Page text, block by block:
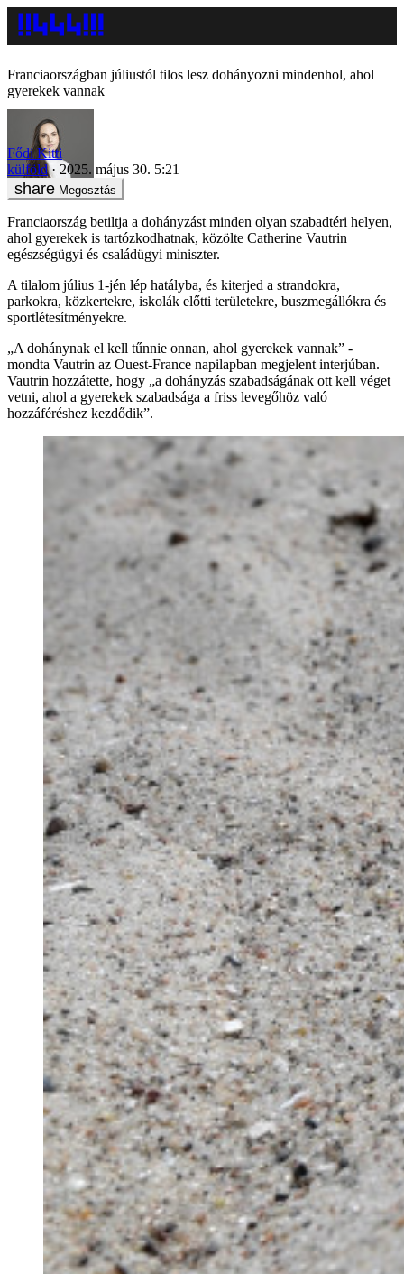
Franciaországban júliustól tilos lesz dohányozni mindenhol, ahol
gyerekek vannak
Fődi Kitti
külföld
2025. május 30. 5:21
Megosztás
Franciaország betiltja a dohányzást minden olyan szabadtéri helyen,
ahol gyerekek is tartózkodhatnak, közölte Catherine Vautrin
egészségügyi és családügyi miniszter.
A tilalom július 1-jén lép hatályba, és kiterjed a strandokra,
parkokra, közkertekre, iskolák előtti területekre, buszmegállókra és
sportlétesítményekre.
„A dohánynak el kell tűnnie onnan, ahol gyerekek vannak” -
mondta Vautrin az Ouest-France napilapban megjelent interjúban.
Vautrin hozzátette, hogy „a dohányzás szabadságának ott kell véget
vetni, ahol a gyerekek szabadsága a friss levegőhöz való
hozzáféréshez kezdődik”.